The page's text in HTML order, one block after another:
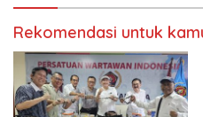
Rekomendasi untuk